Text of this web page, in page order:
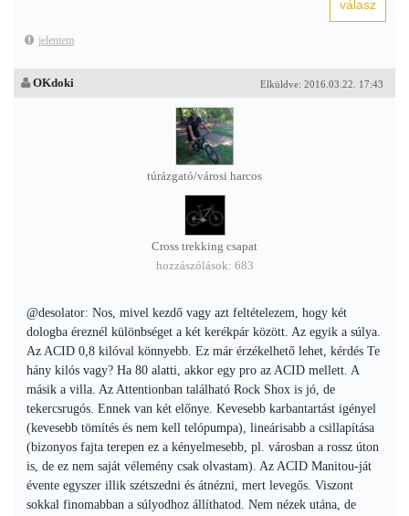
jelentem
Elküldve: 2016.03.22. 17:43
OKdoki
túrázgató/városi harcos
Cross trekking csapat
hozzászólások: 683
@desolator: Nos, mivel kezdő vagy azt feltételezem, hogy két
dologba éreznél különbséget a két kerékpár között. Az egyik a súlya.
Az ACID 0,8 kilóval könnyebb. Ez már érzékelhető lehet, kérdés Te
hány kilós vagy? Ha 80 alatti, akkor egy pro az ACID mellett. A
másik a villa. Az Attentionban található Rock Shox is jó, de
tekercsrugós. Ennek van két előnye. Kevesebb karbantartást igényel
(kevesebb tömítés és nem kell telópumpa), lineárisabb a csillapítása
(bizonyos fajta terepen ez a kényelmesebb, pl. városban a rossz úton
is, de ez nem saját vélemény csak olvastam). Az ACID Manitou-ját
évente egyszer illik szétszedni és átnézni, mert levegős. Viszont
sokkal finomabban a súlyodhoz állíthatod. Nem nézek utána, de